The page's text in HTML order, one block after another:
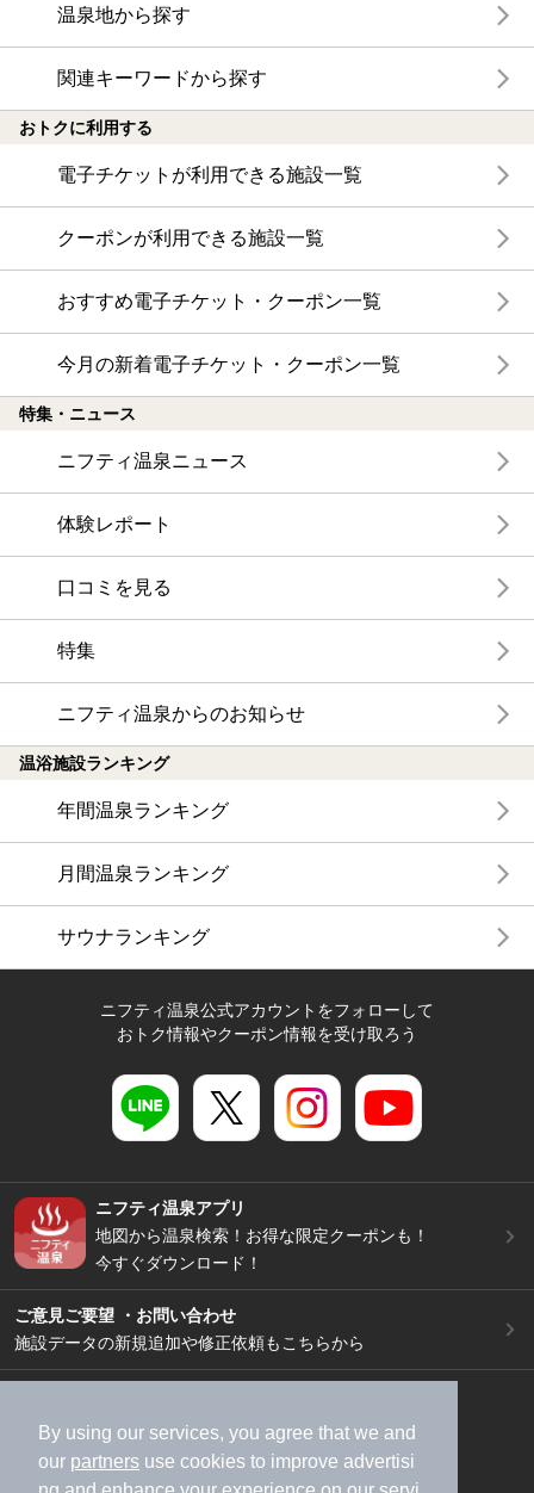
By using our services, you agree that we and
our partners use cookies to improve advertisi
温泉地から探す
関連キーワードから探す
おトクに利用する
電子チケットが利用できる施設一覧
クーポンが利用できる施設一覧
おすすめ電子チケット・クーポン一覧
今月の新着電子チケット・クーポン一覧
特集・ニュース
ニフティ温泉ニュース
体験レポート
口コミを見る
特集
ニフティ温泉からのお知らせ
温浴施設ランキング
年間温泉ランキング
月間温泉ランキング
サウナランキング
ニフティ温泉公式アカウントをフォローして
おトク情報やクーポン情報を受け取ろう
ニフティ温泉アプリ
地図から温泉検索！お得な限定クーポンも！
今すぐダウンロード！
ご意見ご要望 ・お問い合わせ
施設データの新規追加や修正依頼もこちらから
加盟店募集（資料請求）
広告出稿のご案内
利用規約
ライフスタイルMEMBERS+規約